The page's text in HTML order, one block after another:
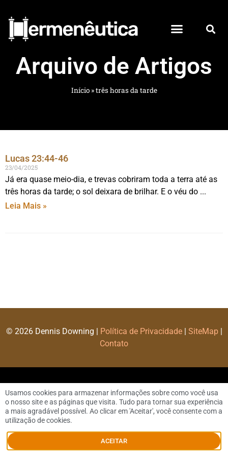
Arquivo de Artigos
Início»três horas da tarde
Lucas 23:44-46
23/04/2025
Já era quase meio-dia, e trevas cobriram toda a terra até as
três horas da tarde; o sol deixara de brilhar. E o véu do
Leia Mais »
© 2026 Dennis Downing | Política de Privacidade| SiteMap|
Contato
Usamos cookies para armazenar informações sobre como você usa
o nosso site e as páginas que visita. Tudo para tornar sua experiência
a mais agradável possível. Ao clicar em 'Aceitar', você consente com a
utilização de cookies.
ACEITAR